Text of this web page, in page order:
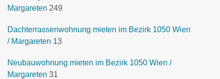
Margareten 249
Dachterrassenwohnung mieten im Bezirk 1050 Wien
/ Margareten 13
Neubauwohnung mieten im Bezirk 1050 Wien /
Margareten 31